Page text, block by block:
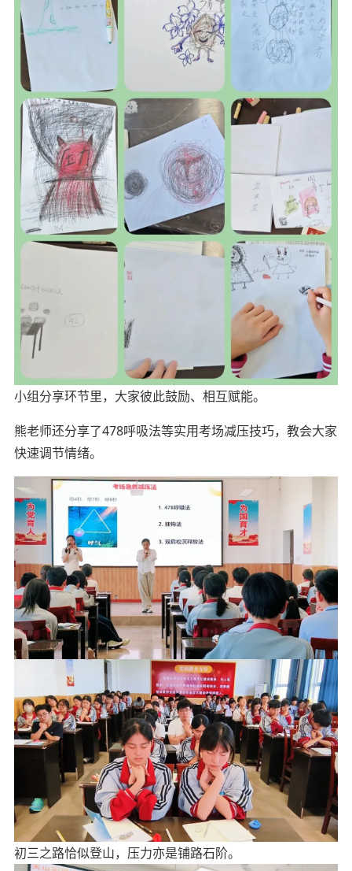
小组分享环节里，大家彼此鼓励、相互赋能。
熊老师还分享了478呼吸法等实用考场减压技巧，教会大家
快速调节情绪。
初三之路恰似登山，压力亦是铺路石阶。